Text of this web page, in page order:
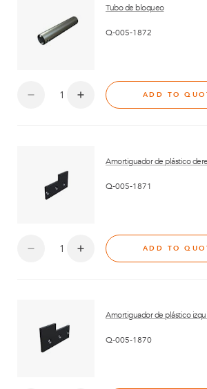
Tubo de bloqueo
Q-005-1872
ADD TO
Amortiguador de plástico
Q-005-1871
ADD TO
Amortiguador de plástico
Q-005-1870